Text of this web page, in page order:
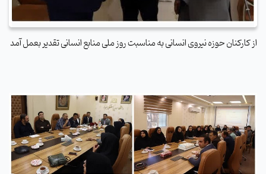
از کارکنان حوزه نیروی انسانی به مناسبت روز ملی منابع انسانی تقدیر بعمل آمد